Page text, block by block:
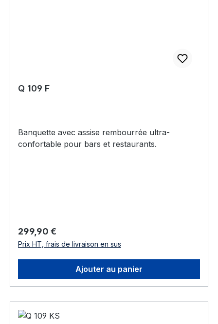
Q 109 F
Banquette avec assise rembourrée ultra-
confortable pour bars et restaurants.
Prix régulier :
299,90 €
Prix HT, frais de livraison en sus
Ajouter au panier